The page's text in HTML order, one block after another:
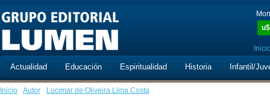
u$
Actualidad Educación Espiritualidad Historia Infantil/
Inicio · Autor · Lucimar de Oliveira Lima Costa